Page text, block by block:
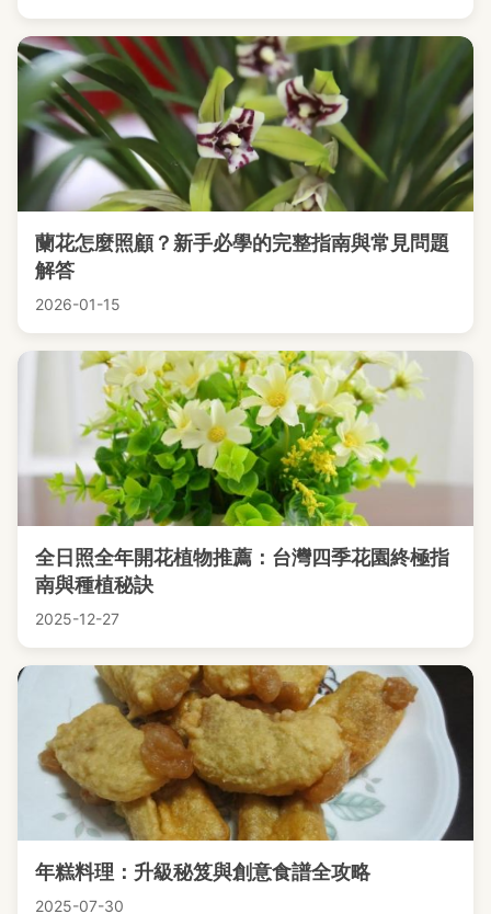
蘭花怎麼照顧？新手必學的完整指南與常見問題
解答
2026-01-15
全日照全年開花植物推薦：台灣四季花園終極指
南與種植秘訣
2025-12-27
年糕料理：升級秘笈與創意食譜全攻略
2025-07-30